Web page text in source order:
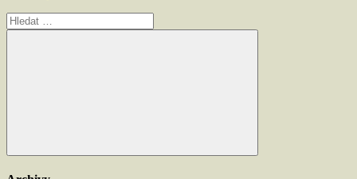
Hledat:
Hledat